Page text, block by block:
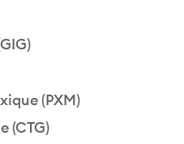
(PXM)
(CTG)